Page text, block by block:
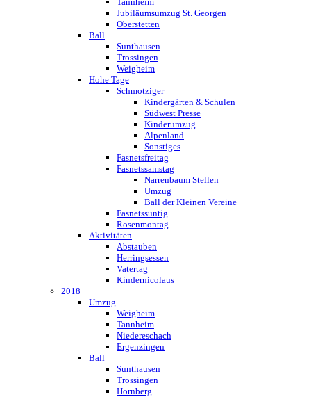
Jubiläumsumzug St. Georgen
Oberstetten
Ball
Sunthausen
Trossingen
Weigheim
Hohe Tage
Schmotziger
Kindergärten & Schulen
Südwest Presse
Kinderumzug
Alpenland
Sonstiges
Fasnetsfreitag
Fasnetssamstag
Narrenbaum Stellen
Umzug
Ball der Kleinen Vereine
Fasnetssuntig
Rosenmontag
Aktivitäten
Abstauben
Herringsessen
Vatertag
Kindernicolaus
2018
Umzug
Weigheim
Tannheim
Niedereschach
Ergenzingen
Ball
Sunthausen
Trossingen
Hornberg